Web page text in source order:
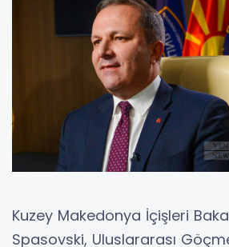
Kuzey Makedonya İçişleri
Spasovski, Uluslararası